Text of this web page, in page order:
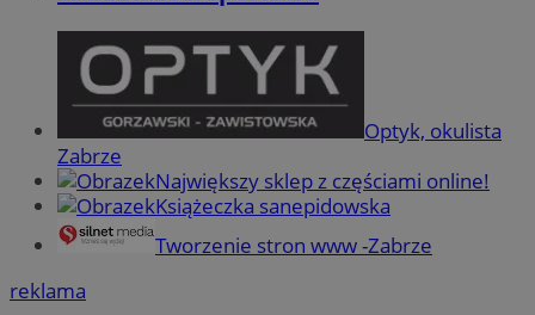
Optyk, okulista
Zabrze
Największy sklep z częściami online!
Książeczka sanepidowska
Tworzenie stron www -Zabrze
reklama